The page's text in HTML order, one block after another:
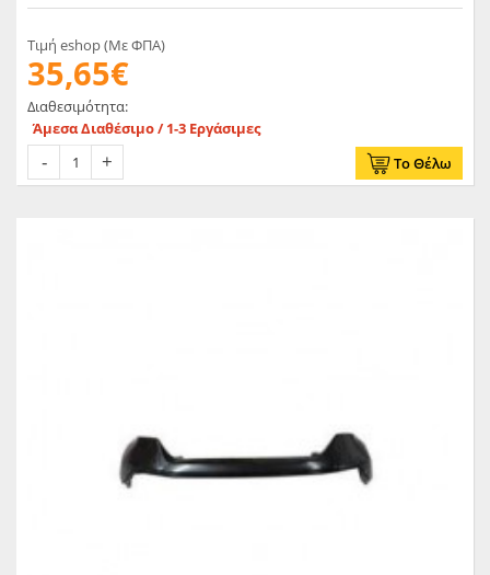
Τιμή eshop (Με ΦΠΑ)
35,65€
Διαθεσιμότητα:
Άμεσα Διαθέσιμο / 1-3 Εργάσιμες
Το Θέλω